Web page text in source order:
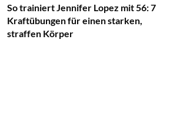
So trainiert Jennifer Lopez mit 56: 7
Kraftübungen für einen starken,
straffen Körper